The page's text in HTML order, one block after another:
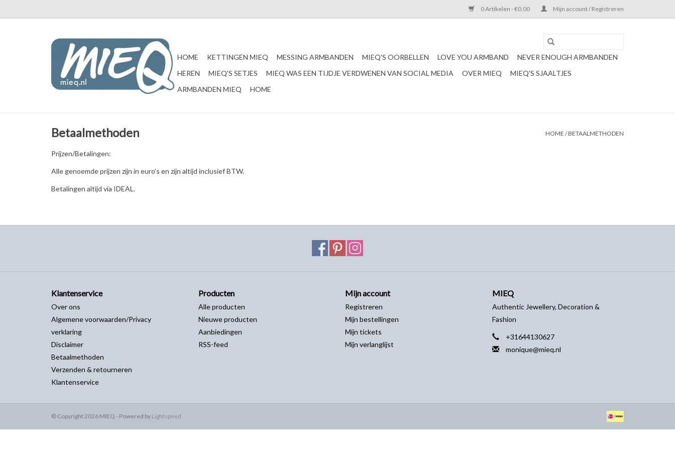
0 Artikelen - €0,00 Mijn account / Registreren
HOME KETTINGEN MIEQ MESSING ARMBANDEN MIEQ'S OORBELLEN LOVE YOU ARMBAND
NEVER ENOUGH ARMBANDEN
HEREN
MIEQ'S SETJES MIEQ WAS EEN TIJDJE VERDWENEN VAN SOCIAL MEDIA OVER MIEQ
MIEQ'S SJAALTJES
ARMBANDEN MIEQ
HOME
Betaalmethoden HOME /BETAALMETHODEN
Prijzen/Betalingen:
Alle genoemde prijzen zijn in euro’s en zijn altijd inclusief BTW.
Betalingen altijd via IDEAL.
Klantenservice
Over ons
Algemene voorwaarden/Privacy
verklaring
Disclaimer
Betaalmethoden
Verzenden & retourneren
Klantenservice
Producten
Alle producten
Nieuwe producten
Aanbiedingen
RSS-feed
Mijn account
Registreren
Mijn bestellingen
Mijn tickets
Mijn verlanglijst
MIEQ
Authentic Jewellery, Decoration &
Fashion
+31644130627
monique@mieq.nl
© Copyright 2026 MIEQ - Powered by Lightspeed